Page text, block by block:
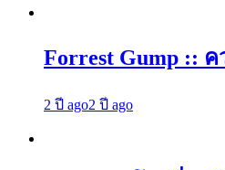
Forrest Gump ::
2 ปี ago2 ปี ago